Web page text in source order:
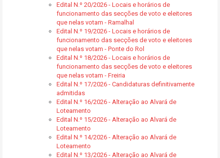
Edital N.º 20/2026 - Locais e horários de
funcionamento das secções de voto e eleitores
que nelas votam - Ramalhal
Edital N.º 19/2026 - Locais e horários de
funcionamento das secções de voto e eleitores
que nelas votam - Ponte do Rol
Edital N.º 18/2026 - Locais e horários de
funcionamento das secções de voto e eleitores
que nelas votam - Freiria
Edital N.º 17/2026 - Candidaturas definitivamente
admitidas
Edital N.º 16/2026 - Alteração ao Alvará de
Loteamento
Edital N.º 15/2026 - Alteração ao Alvará de
Loteamento
Edital N.º 14/2026 - Alteração ao Alvará de
Loteamento
Edital N.º 13/2026 - Alteração ao Alvará de